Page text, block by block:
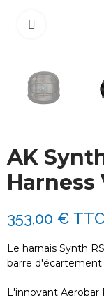
AK
Harness
353,00 € TTC
Le harnais Synth
barre d'écartement
L'innovant